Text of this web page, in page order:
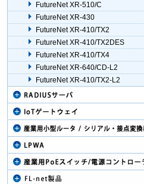
FutureNet XR-510/C
FutureNet XR-430
FutureNet XR-410/TX2
FutureNet XR-410/TX2DES
FutureNet XR-410/TX4
FutureNet XR-640/CD-L2
FutureNet XR-410/TX2-L2